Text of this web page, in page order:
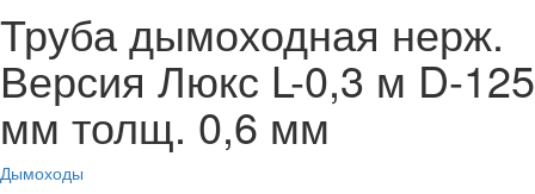
Труба дымоходная нерж.
Версия Люкс L-0,3 м D-125
мм толщ. 0,6 мм
Дымоходы